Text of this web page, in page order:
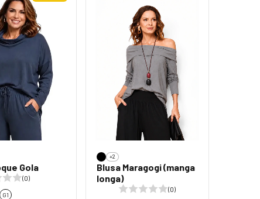
Gola
(0)
G1
+2
Blusa Maragogi (manga
longa)
(0)